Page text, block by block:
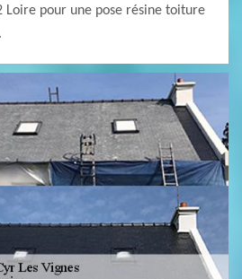
Loire pour une pose résine toiture